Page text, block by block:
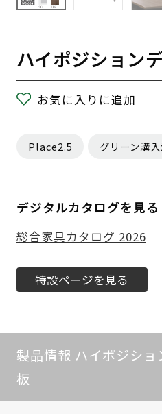
ハイポジション
お気に入りに追加
Place2.5 グリーン購
デジタルカタログを見る
総合家具カタログ 2026
特設ページを見る
製品情報 ハイポジショ
板